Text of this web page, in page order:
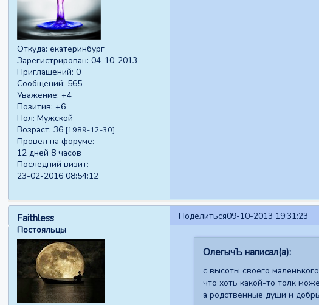
Откуда: екатеринбург
Зарегистрирован: 04-10-2013
Приглашений: 0
Сообщений: 565
Уважение: +4
Позитив: +6
Пол: Мужской
Возраст: 36 [1989-12-30]
Провел на форуме:
12 дней 8 часов
Последний визит:
23-02-2016 08:54:12
Поделиться09-10-2013 19:31:23
Faithless
Постояльцы
ОлегычЪ написал(а):
с высоты своего
что хоть какой-то толк
а родственные души и